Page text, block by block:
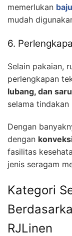
memerlukan
mudah
6.
Selain pakaian,
perlengkapan
lubang, dan
selama tindakan
Dengan
dengan
fasilitas
jenis seragam
Kategori
RJLinen